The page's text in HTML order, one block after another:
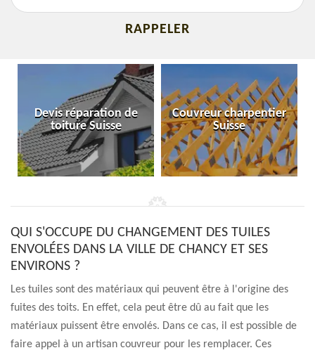
Devis réparation de
toiture Suisse
Couvreur charpentier
Suisse
QUI S'OCCUPE DU CHANGEMENT DES TUILES
ENVOLÉES DANS LA VILLE DE CHANCY ET SES
ENVIRONS ?
Les tuiles sont des matériaux qui peuvent être à l'origine des
fuites des toits. En effet, cela peut être dû au fait que les
matériaux puissent être envolés. Dans ce cas, il est possible de
faire appel à un artisan couvreur pour les remplacer. Ces